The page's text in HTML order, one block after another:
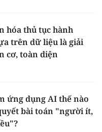
hóa thủ tục hành
trên dữ liệu là giải
cơ, toàn diện
ứng dụng AI thế nào
bài toán "người ít,